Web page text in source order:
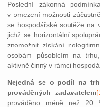
Poslední zákonná
v omezení možnosti
se hospodářské soutěže na
jichž se horizontální
znemožnit získání
osobám působícím na
aktivně činný v rámci
Nejedná se o podíl na
prováděných zadavatelem
prováděno méně než 20